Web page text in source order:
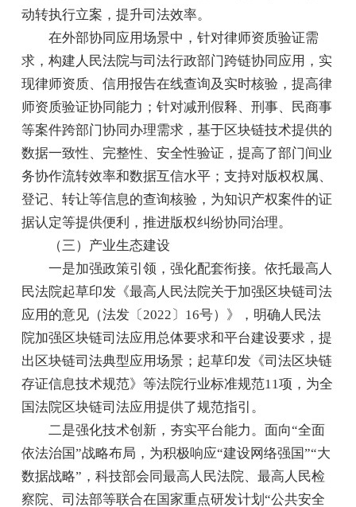
动转执行立案，提升司法效率。
在外部协同应用场景中，针对律师资质验证需
求，构建人民法院与司法行政部门跨链协同应用，实
现律师资质、信用报告在线查询及实时核验，提高律
师资质验证协同能力；针对减刑假释、刑事、民商事
等案件跨部门协同办理需求，基于区块链技术提供的
数据一致性、完整性、安全性验证，提高了部门间业
务协作流转效率和数据互信水平；支持对版权权属、
登记、转让等信息的查询核验，为知识产权案件的证
据认定等提供便利，推进版权纠纷协同治理。
（三）产业生态建设
一是加强政策引领，强化配套衔接。依托最高人
民法院起草印发《最高人民法院关于加强区块链司法
应用的意见（法发〔2022〕16号）》，明确人民法
院加强区块链司法应用总体要求和平台建设要求，提
出区块链司法典型应用场景；起草印发《司法区块链
存证信息技术规范》等法院行业标准规范11项，为全
国法院区块链司法应用提供了规范指引。
二是强化技术创新，夯实平台能力。面向“全面
依法治国”战略布局，为积极响应“建设网络强国”“大
数据战略”，科技部会同最高人民法院、最高人民检
察院、司法部等联合在国家重点研发计划“公共安全